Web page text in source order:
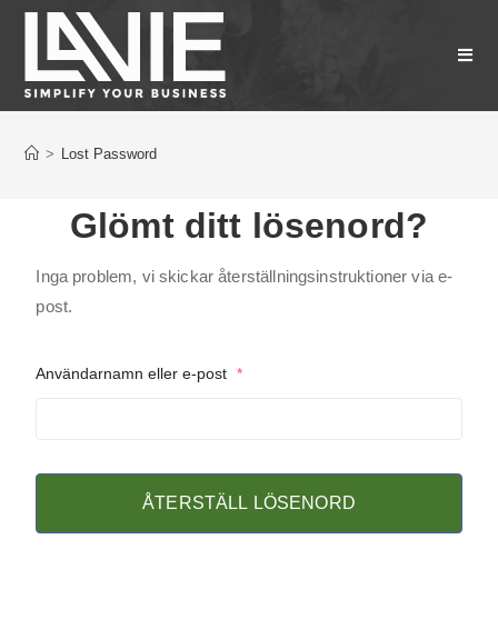
> Lost Password
Glömt ditt lösenord?
Inga problem, vi skickar återställningsinstruktioner via e-
post.
Användarnamn eller e-post *